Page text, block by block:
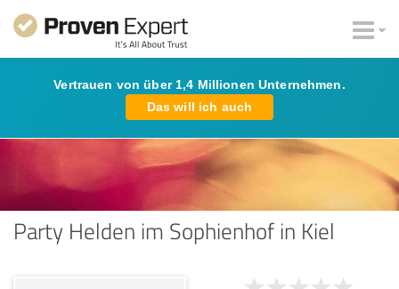
Vertrauen von über 1,4 Millionen Unternehmen.
Das will ich auch
Party Helden im Sophienhof in Kiel